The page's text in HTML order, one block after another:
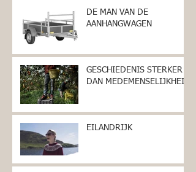
DE MAN VAN DE
AANHANGWAGEN
GESCHIEDENIS STERKER
DAN MEDEMENSELIJKHEID
EILANDRIJK